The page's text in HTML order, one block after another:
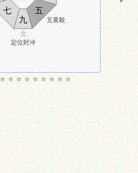
定位対冲
五黄殺
北
九
五
七